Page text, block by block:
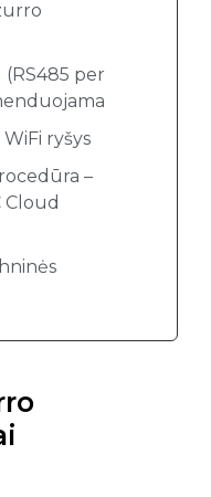
per
ryšys
–
Cloud